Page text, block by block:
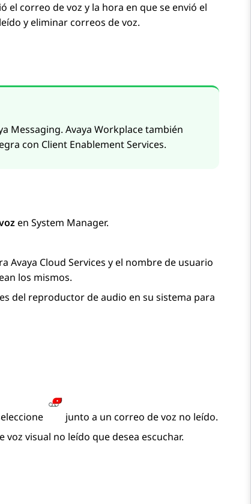
el correo de voz y la hora en que se envió el
y eliminar correos de voz.
Messaging. Avaya Workplacetambién
con Client Enablement Services.
en System Manager.
Avaya Cloud Services y el nombre de usuario
los mismos.
del reproductor de audio en su sistema para
junto a un correo de voz no leído.
visual no leído que desea escuchar.